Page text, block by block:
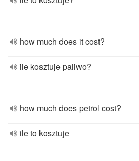
how much does it cost?
ile kosztuje paliwo?
how much does petrol cost?
ile to kosztuje